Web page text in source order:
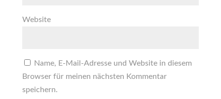
Website
Name, E-Mail-Adresse und Website in diesem
Browser für meinen nächsten Kommentar
speichern.